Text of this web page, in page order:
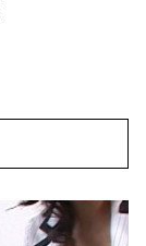
【驚愕】 無職女だけど性欲ヤバくて親マジ切れヤバいｗｗｗｗｗｗｗｗｗｗｗｗ